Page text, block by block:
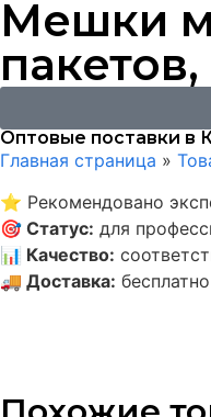
Мешки
Оптовые поставки в
Главная страница »
⭐ Рекомендовано
🎯 Статус: для
📊 Качество:
🚚 Доставка: